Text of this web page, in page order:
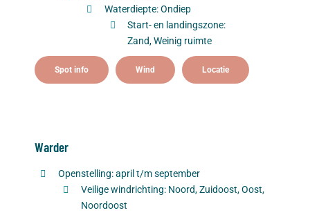
Waterdiepte: Ondiep
Start- en landingszone:
Zand, Weinig ruimte
Spot info Wind Locatie
Warder
Openstelling: april t/m september
Veilige windrichting: Noord, Zuidoost, Oost,
Noordoost